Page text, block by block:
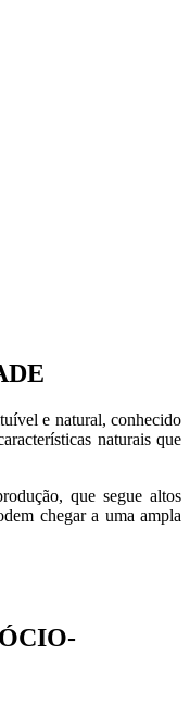
e natural, conhecido
naturais que
que segue altos
chegar a uma ampla